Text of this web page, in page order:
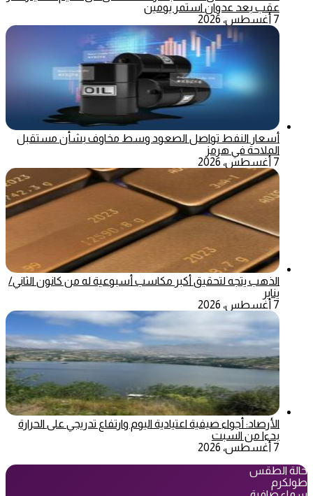
عقب بعد عدوان استمر يومين
7 أغسطس، 2026
أسعار النفط تواصل الصعود وسط مخاوف بشأن مستقبل
الملاحة في هرمز
7 أغسطس، 2026
الذهب يتجه لتحقيق أكبر مكاسب أسبوعية له من كانون الثاني/
يناير
7 أغسطس، 2026
الأرصاد: أجواء صيفية اعتيادية اليوم وارتفاع تدريجي على الحرارة
بدءا من السبت
7 أغسطس، 2026
حالة الطقس
طولكرم